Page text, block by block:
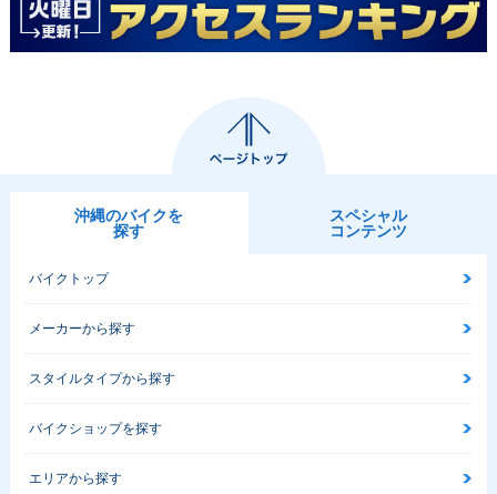
2014年 Vino・カラ
2013年 Vino DELU
2013年 Vino DELU
ーチェンジ
XE・カラーチェンジ
沖縄のバイクを
探す
スペシャル
コンテンツ
バイクトップ
メーカーから探す
スタイルタイプから探す
バイクショップを探す
エリアから探す